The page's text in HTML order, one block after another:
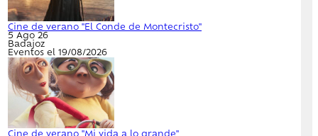
Cine de verano "El Conde de Montecristo"
5 Ago 26
Badajoz
Eventos el 19/08/2026